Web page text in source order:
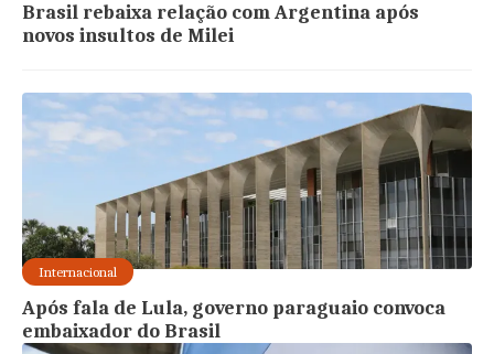
Brasil rebaixa relação com Argentina após
novos insultos de Milei
Internacional
Após fala de Lula, governo paraguaio convoca
embaixador do Brasil